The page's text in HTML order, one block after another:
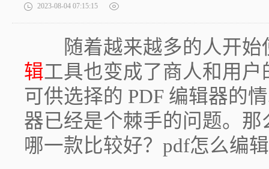
2023-08-04 07:15:15
随着越来越多的人开始
辑工具也变成了商人和用
可供选择的 PDF 编辑器的
器已经是个棘手的问题。
哪一款比较好？pdf怎么编